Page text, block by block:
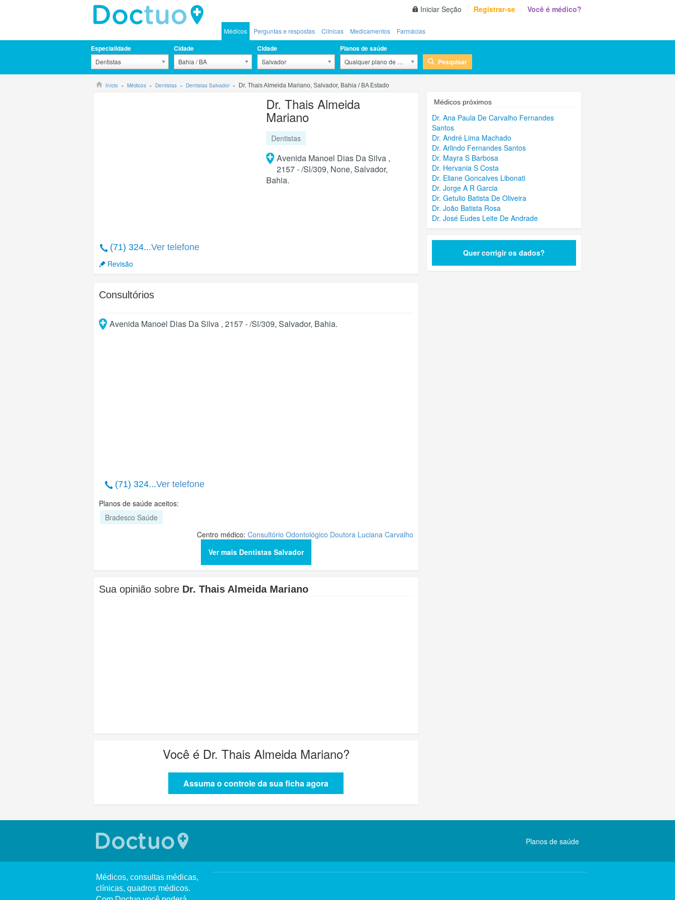
Iniciar Seção Registrar-se Você é médico?
Médicos Perguntas e respostas Clínicas Medicamentos Farmácias
Especialidade
Dentistas
Cidade
Bahia / BA
Cidade
Salvador
Planos de saúde
Qualquer plano de saúde Pesquisar
Início Médicos Dentistas Dentistas Salvador Dr. Thais Almeida Mariano, Salvador, Bahia / BA Estado
(71) 324...Ver telefone
Revisão
Dr. Thais Almeida
Mariano
Dentistas
Avenida Manoel Dias Da Silva ,
2157 - /Sl/309, None, Salvador,
Bahia.
Consultórios
Avenida Manoel Dias Da Silva , 2157 - /Sl/309, Salvador, Bahia.
(71) 324...Ver telefone
Planos de saúde aceitos:
Bradesco Saúde
Centro médico: Consultório Odontológico Doutora Luciana Carvalho
Ver mais Dentistas Salvador
Sua opinião sobre Dr. Thais Almeida Mariano
Você é Dr. Thais Almeida Mariano?
Assuma o controle da sua ficha agora
Médicos próximos
Dr. Ana Paula De Carvalho Fernandes
Santos
Dr. André Lima Machado
Dr. Arlindo Fernandes Santos
Dr. Mayra S Barbosa
Dr. Hervania S Costa
Dr. Eliane Goncalves Libonati
Dr. Jorge A R Garcia
Dr. Getulio Batista De Oliveira
Dr. João Batista Rosa
Dr. José Eudes Leite De Andrade
Quer corrigir os dados?
Planos de saúde
Médicos, consultas médicas,
clínicas, quadros médicos.